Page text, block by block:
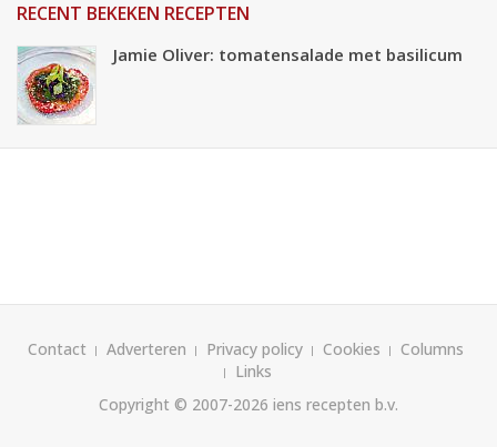
RECENT BEKEKEN RECEPTEN
Jamie Oliver: tomatensalade met basilicum
Contact Adverteren Privacy policy Cookies
Columns
Links
Copyright © 2007-2026 iens recepten b.v.